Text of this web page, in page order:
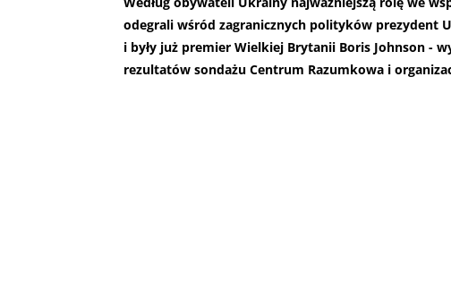
odegrali wśród zagranicznych polityków prezydent
i były już premier Wielkiej Brytanii Boris Johnson -
rezultatów sondażu Centrum Razumkowa i